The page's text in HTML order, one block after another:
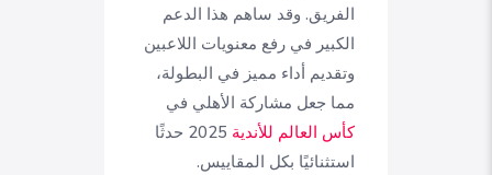
الفريق. وقد ساهم هذا الدعم
الكبير في رفع معنويات اللاعبين
وتقديم أداء مميز في البطولة،
مما جعل مشاركة الأهلي في
كأس العالم للأندية
2025 حدثًا
استثنائيًا بكل المقاييس.